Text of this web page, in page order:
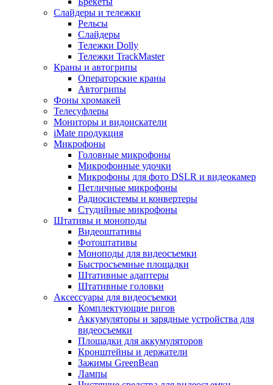
Слайдеры и тележки
Рельсы
Слайдеры
Тележки Dolly
Тележки TrackMaster
Краны и автогрипы
Операторские краны
Автогрипы
Фоны хромакей
Телесуфлеры
Мониторы и видоискатели
iMate продукция
Микрофоны
Головные микрофоны
Микрофонные удочки
Микрофоны для фото DSLR и видеокамер
Петличные микрофоны
Радиосистемы и конвертеры
Студийные микрофоны
Штативы и моноподы
Видеоштативы
Фотоштативы
Моноподы для видеосъемки
Быстросъемные площадки
Штативные адаптеры
Штативные головки
Аксессуары для видеосъемки
Комплектующие ригов
Аккумуляторы и зарядные устройства для
видеосъемки
Площадки для аккумуляторов
Кронштейны и держатели
Зажимы GreenBean
Лампы